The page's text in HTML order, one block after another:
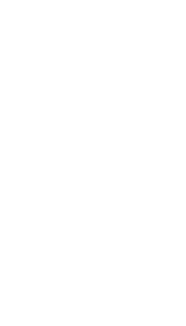
Spellenkoffer STEM kleuter
Spellenkoffer STEM